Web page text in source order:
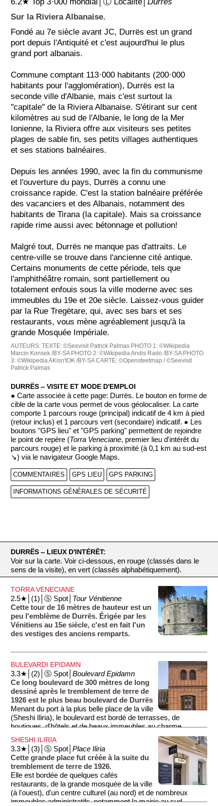
Sur la Riviera Albanaise.
Fondé au 7e siècle avant JC, Durrës est un grand
port depuis l'Antiquité et c'est aujourd'hui le plus
grand port albanais.
Commune comptant 113·000 habitants (200·000
habitants pour l'agglomération), Durrës est la
seconde ville d'Albanie, mais c'est surtout la
''capitale'' de la Riviera Albanaise. S'étirant sur cent
kilomètres au sud de l'Albanie, le long de la Mer
Ionienne, la Riviera offre aux visiteurs ses petites
plages de sable fin, ses petits villages authentiques
et ses stations balnéaires.
Depuis les années 1990, avec la fin du communisme
et l'ouverture du pays, Durrës a connu une
croissance rapide. C'est la station balnéaire préférée
des vacanciers et des Albanais, notamment des
habitants de Tirana (la capitale). Mais sa croissance
rapide rime aussi avec bétonnage et pollution!
Malgré tout, Durrës ne manque pas d'attraits. Le
centre-ville se trouve dans l'ancienne cité antique.
Certains monuments de cette période, tels que
l'amphithéâtre romain, sont partiellement ou
totalement enfouis sous la ville moderne avec ses
immeubles du 19e et 20e siècle. Laissez-vous guider
par la Rue Tregëtare, qui, avec ses bars et ses
restaurants, vous mène agréablement jusqu'à la
grande Mosquée Impériale.
AUTEURS:TEXTE: ©Seevisit Patrick Palmas PHOTO 1: ©Wikipedia
Marcin Konsek /BY-SA PHOTO 2: ©Wikipedia Andis Rado /BY-SA PHOTO
3: ©Wikipedia AKisn'tOK /BY-SA CARTE: ©Opensteetmap / ©Seevisit
Patrick Palmas
DURRËS ‒ VISITE ET MODE D'EMPLOI
● Carte associée à cette page: Durrës. Le bouton en forme de
cible de la carte vous permet de vous géolocaliser. La carte
comporte 1 parcours rouge (principal) indicatif de 4 km à pied
(retour inclus) et 1 parcours vert (secondaire) indicatif. ● Les
boutons "GPS lieu" et "GPS parking" permettent de rejoindre
le point de repère (Torra Veneciane, premier lieu d'intérêt du
parcours rouge) et le parking à proximité (à 0,1 km au sud-est
↘) via le navigateur Google Maps.
COMMENTAIRES GPS LIEU GPS PARKING
INFORMATIONS GÉNÉRALES DE SÉCURITÉ
DURRËS ‒ LIEUX D'INTÉRÊT:
Voir sur la carte. Voir ci-dessous, en rouge (classés dans le
sens de la visite), en vert (classés alphabétiquement).
TORRA VENECIANE
2.5★│(1)│Ⓢ Spot│ Tour Vénitienne
Cette tour de 16 mètres de hauteur est un
peu l'emblème de Durrës. Érigée par les
Vénitiens au 15e siècle, c'est en fait l'un
des vestiges des anciens remparts.
BULEVARDI EPIDAMN
3.3★│(2)│Ⓢ Spot│Boulevard Epidamn
Ce long boulevard de 300 mètres de long
dessiné après le tremblement de terre de
1926 est le plus beau boulevard de Durrës
Menant du port à la plus belle place de la ville
(Sheshi Iliria), le boulevard est bordé de terrasses, de
boutiques, d'hôtels et de beaux immeubles au charme
SHESHI ILIRIA
3.3★│(3)│Ⓢ Spot│Place Iliria
Cette grande place fut créée à la suite du
tremblement de terre de 1926.
Elle est bordée de quelques cafés
restaurants, de la grande mosquée de la ville
(à l'ouest), d'un centre culturel (au nord) et de nombreux
immeubles administratifs, notamment la mairie au sud.